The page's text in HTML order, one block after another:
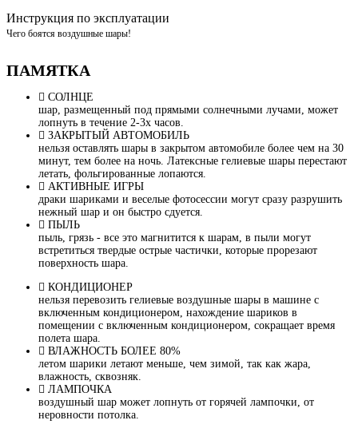
Инструкция по эксплуатации
Чего боятся воздушные шары!
ПАМЯТКА
СОЛНЦЕ
шар, размещенный под прямыми солнечными лучами, может
лопнуть в течение 2-3х часов.
ЗАКРЫТЫЙ АВТОМОБИЛЬ
нельзя оставлять шары в закрытом автомобиле более чем на 30
минут, тем более на ночь. Латексные гелиевые шары перестают
летать, фольгированные лопаются.
АКТИВНЫЕ ИГРЫ
драки шариками и веселые фотосессии могут сразу разрушить
нежный шар и он быстро сдуется.
ПЫЛЬ
пыль, грязь - все это магнитится к шарам, в пыли могут
встретиться твердые острые частички, которые прорезают
поверхность шара.
КОНДИЦИОНЕР
нельзя перевозить гелиевые воздушные шары в машине с
включенным кондиционером, нахождение шариков в
помещении с включенным кондиционером, сокращает время
полета шара.
ВЛАЖНОСТЬ БОЛЕЕ 80%
летом шарики летают меньше, чем зимой, так как жара,
влажность, сквозняк.
ЛАМПОЧКА
воздушный шар может лопнуть от горячей лампочки, от
неровности потолка.